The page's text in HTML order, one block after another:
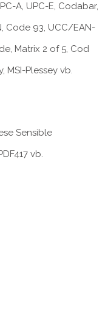
A, UPC-E, Codabar,
Code 93, UCC/EAN-
Matrix 2 of 5, Cod
MSI-Plessey vb.
Sensible
vb.